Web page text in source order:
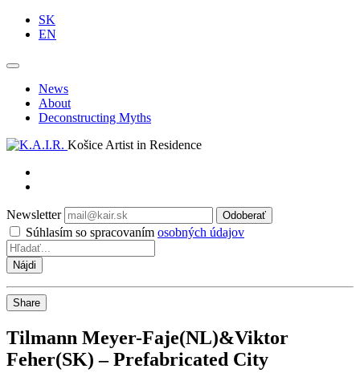
SK
EN
News
About
Deconstructing Myths
Košice Artist in Residence
Newsletter Odoberať
Súhlasím so spracovaním osobných údajov
Share
Tilmann Meyer-Faje(NL)&Viktor
Feher(SK) – Prefabricated City